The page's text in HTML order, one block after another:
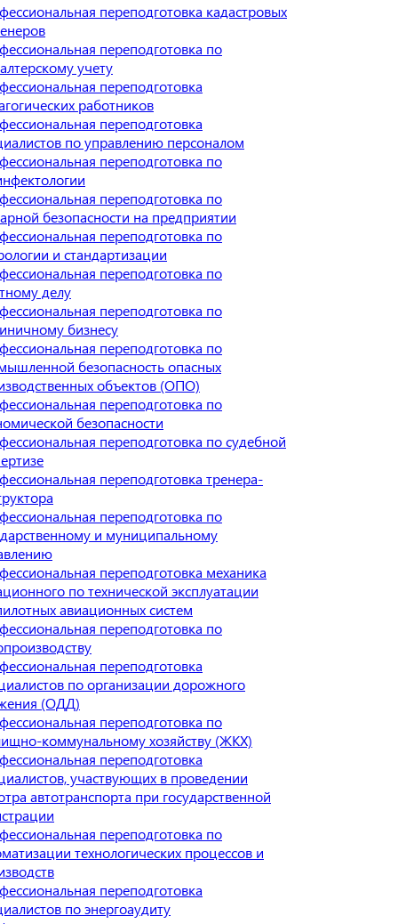
переподготовка кадастровых
переподготовка по
учету
переподготовка
работников
переподготовка
по управлению персоналом
переподготовка по
переподготовка по
безопасности на предприятии
переподготовка по
и стандартизации
переподготовка по
делу
переподготовка по
бизнесу
переподготовка по
безопасность опасных
объектов (ОПО)
переподготовка по
безопасности
переподготовка по судебной
переподготовка тренера-
переподготовка по
и муниципальному
переподготовка механика
по технической эксплуатации
авиационных систем
переподготовка по
переподготовка
по организации дорожного
(ОДД)
переподготовка по
коммунальному хозяйству (ЖКХ)
переподготовка
участвующих в проведении
автотранспорта при государственной
переподготовка по
технологических процессов и
переподготовка
по энергоаудиту